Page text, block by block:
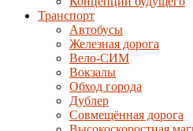
Транспорт
Автобусы
Железная дорога
Вело-СИМ
Вокзалы
Обход города
Дублер
Совмещённая дорога